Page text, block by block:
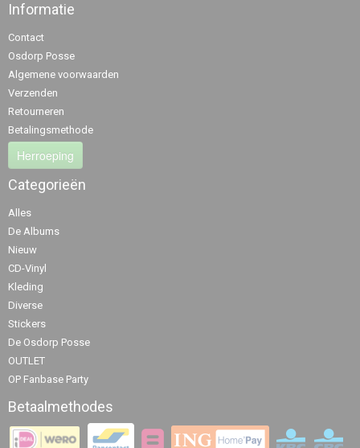
Informatie
Contact
Osdorp Posse
Algemene voorwaarden
Verzenden
Retourneren
Betalingsmethode
Herroeping
Categorieën
Alles
De Albums
Nieuw
CD-Vinyl
Kleding
Diverse
Stickers
De Osdorp Posse
OUTLET
OP Fanbase Party
Betaalmethodes